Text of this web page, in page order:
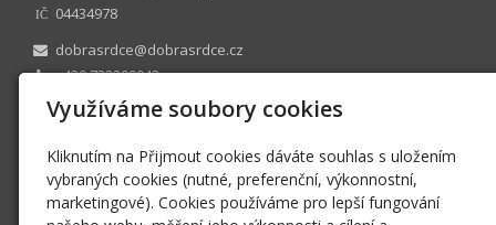
IČ
04434978
dobrasrdce@dobrasrdce.cz
+420 732390042
Facebook
Instagram
Twitter
TripAdvisor
N 1211 vedená u Krajského soudu v Ostravě
Využíváme soubory cookies
Kliknutím na Přijmout cookies dáváte souhlas s uložením
vybraných cookies (nutné, preferenční, výkonnostní,
marketingové). Cookies používáme pro lepší fungování